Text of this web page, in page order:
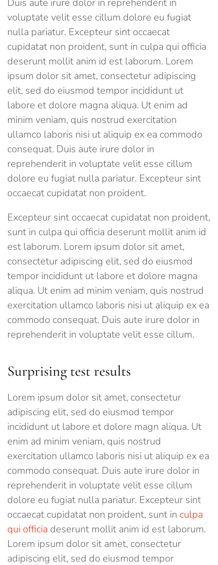
Duis aute irure dolor in reprehenderit in
voluptate velit esse cillum dolore eu fugiat
nulla pariatur. Excepteur sint occaecat
cupidatat non proident, sunt in culpa qui officia
deserunt mollit anim id est laborum. Lorem
ipsum dolor sit amet, consectetur adipiscing
elit, sed do eiusmod tempor incididunt ut
labore et dolore magna aliqua. Ut enim ad
minim veniam, quis nostrud exercitation
ullamco laboris nisi ut aliquip ex ea commodo
consequat. Duis aute irure dolor in
reprehenderit in voluptate velit esse cillum
dolore eu fugiat nulla pariatur. Excepteur sint
occaecat cupidatat non proident.
Excepteur sint occaecat cupidatat non proident,
sunt in culpa qui officia deserunt mollit anim id
est laborum. Lorem ipsum dolor sit amet,
consectetur adipiscing elit, sed do eiusmod
tempor incididunt ut labore et dolore magna
aliqua. Ut enim ad minim veniam, quis nostrud
exercitation ullamco laboris nisi ut aliquip ex ea
commodo consequat. Duis aute irure dolor in
reprehenderit in voluptate velit esse cillum.
Surprising test results
Lorem ipsum dolor sit amet, consectetur
adipiscing elit, sed do eiusmod tempor
incididunt ut labore et dolore magn aliqua. Ut
enim ad minim veniam, quis nostrud
exercitation ullamco laboris nisi ut aliquip ex ea
commodo consequat. Duis aute irure dolor in
reprehenderit in voluptate velit esse cillum
dolore eu fugiat nulla pariatur. Excepteur sint
occaecat cupidatat non proident, sunt in culpa
qui officia deserunt mollit anim id est laborum.
Lorem ipsum dolor sit amet, consectetur
adipiscing elit, sed do eiusmod tempor